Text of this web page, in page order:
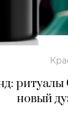
новый